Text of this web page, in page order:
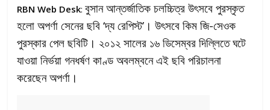
RBN Web Desk:বুসান আন্তর্জাতিক চলচ্চিত্র উৎসবে পুরস্কৃত
হলো অপর্ণা সেনের ছবি ‘দ্য রেপিস্ট’। উৎসবে কিম জি-সেওক
পুরস্কার পেল ছবিটি। ২০১২ সালের ১৬ ডিসেম্বর দিল্লিতে ঘটে
যাওয়া নির্ভয়া গনধর্ষণ কাণ্ড অবলম্বনে এই ছবি পরিচালনা
করেছেন অপর্ণা।